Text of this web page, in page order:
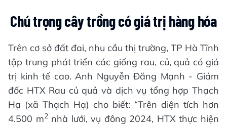
Chú trọng cây trồng có giá trị hàng hóa
Trên cơ sở đất đai, nhu cầu thị trường, TP Hà Tĩnh
tập trung phát triển các giống rau, củ, quả có giá
trị kinh tế cao. Anh Nguyễn Đăng Mạnh - Giám
đốc HTX Rau củ quả và dịch vụ tổng hợp Thạch
Hạ (xã Thạch Hạ) cho biết: “Trên diện tích hơn
4.500 m2nhà lưới, vụ đông 2024, HTX thực hiện